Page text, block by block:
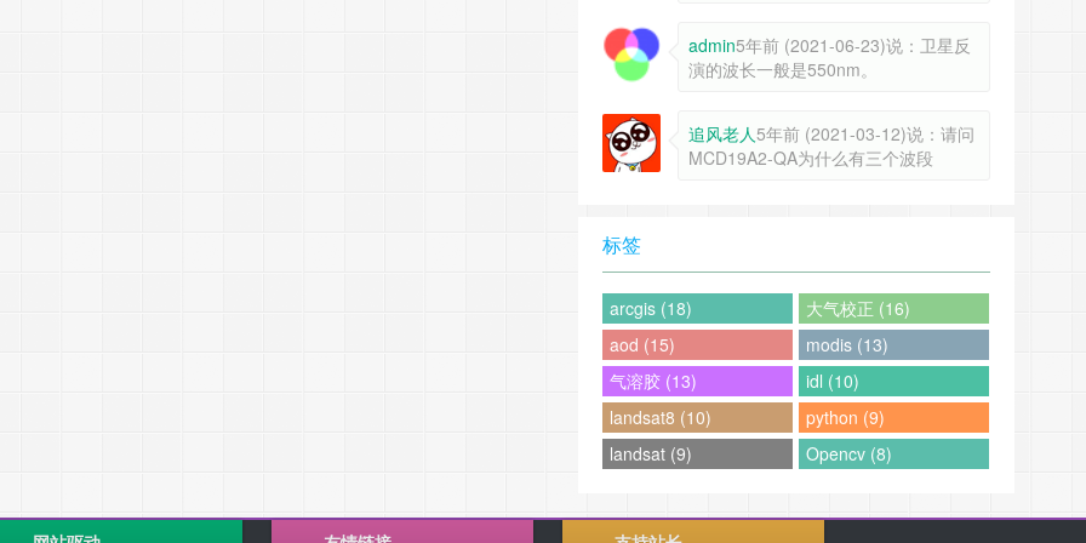
admin5年前 (2021-06-23)说：卫星反
演的波长一般是550nm。
追风老人5年前 (2021-03-12)说：请问
MCD19A2-QA为什么有三个波段
标签
arcgis (18)
大气校正 (16)
aod (15)
modis (13)
气溶胶 (13)
idl (10)
landsat8 (10)
python (9)
landsat (9)
Opencv (8)